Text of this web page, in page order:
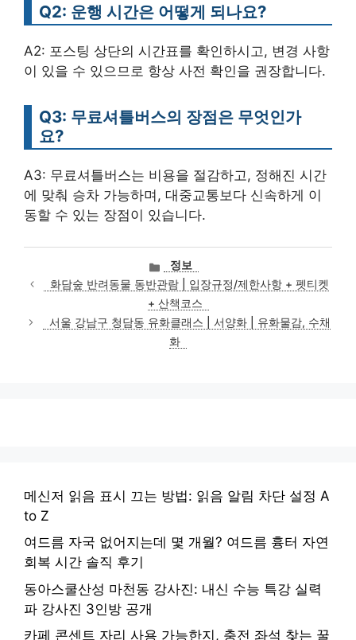
Q2: 운행 시간은 어떻게 되나요?
A2: 포스팅 상단의 시간표를 확인하시고, 변경 사항
이 있을 수 있으므로 항상 사전 확인을 권장합니다.
Q3: 무료셔틀버스의 장점은 무엇인가
요?
A3: 무료셔틀버스는 비용을 절감하고, 정해진 시간
에 맞춰 승차 가능하며, 대중교통보다 신속하게 이
동할 수 있는 장점이 있습니다.
카
테
고
리
정보
화담숲 반려동물 동반관람 | 입장규정/제한사항 + 펫티켓
+ 산책코스
서울 강남구 청담동 유화클래스 | 서양화 | 유화물감, 수채
화
메신저 읽음 표시 끄는 방법: 읽음 알림 차단 설정 A
to Z
여드름 자국 없어지는데 몇 개월? 여드름 흉터 자연
회복 시간 솔직 후기
동아스쿨산성 마천동 강사진: 내신 수능 특강 실력
파 강사진 3인방 공개
카페 콘센트 자리 사용 가능한지, 충전 좌석 찾는 꿀